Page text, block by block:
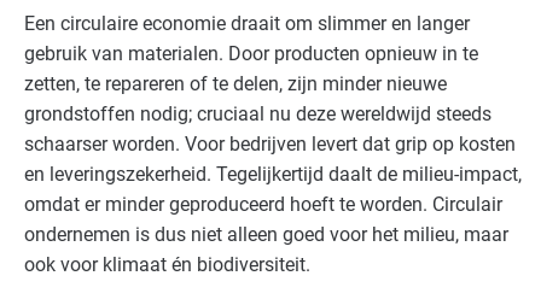
Een circulaire economie draait om slimmer en langer
gebruik van materialen. Door producten opnieuw in te
zetten, te repareren of te delen, zijn minder nieuwe
grondstoffen nodig; cruciaal nu deze wereldwijd steeds
schaarser worden. Voor bedrijven levert dat grip op kosten
en leveringszekerheid. Tegelijkertijd daalt de milieu-impact,
omdat er minder geproduceerd hoeft te worden. Circulair
ondernemen is dus niet alleen goed voor het milieu, maar
ook voor klimaat én biodiversiteit.